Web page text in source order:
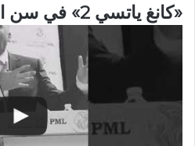
«كانغ ياتسي 2» في سن الـ15